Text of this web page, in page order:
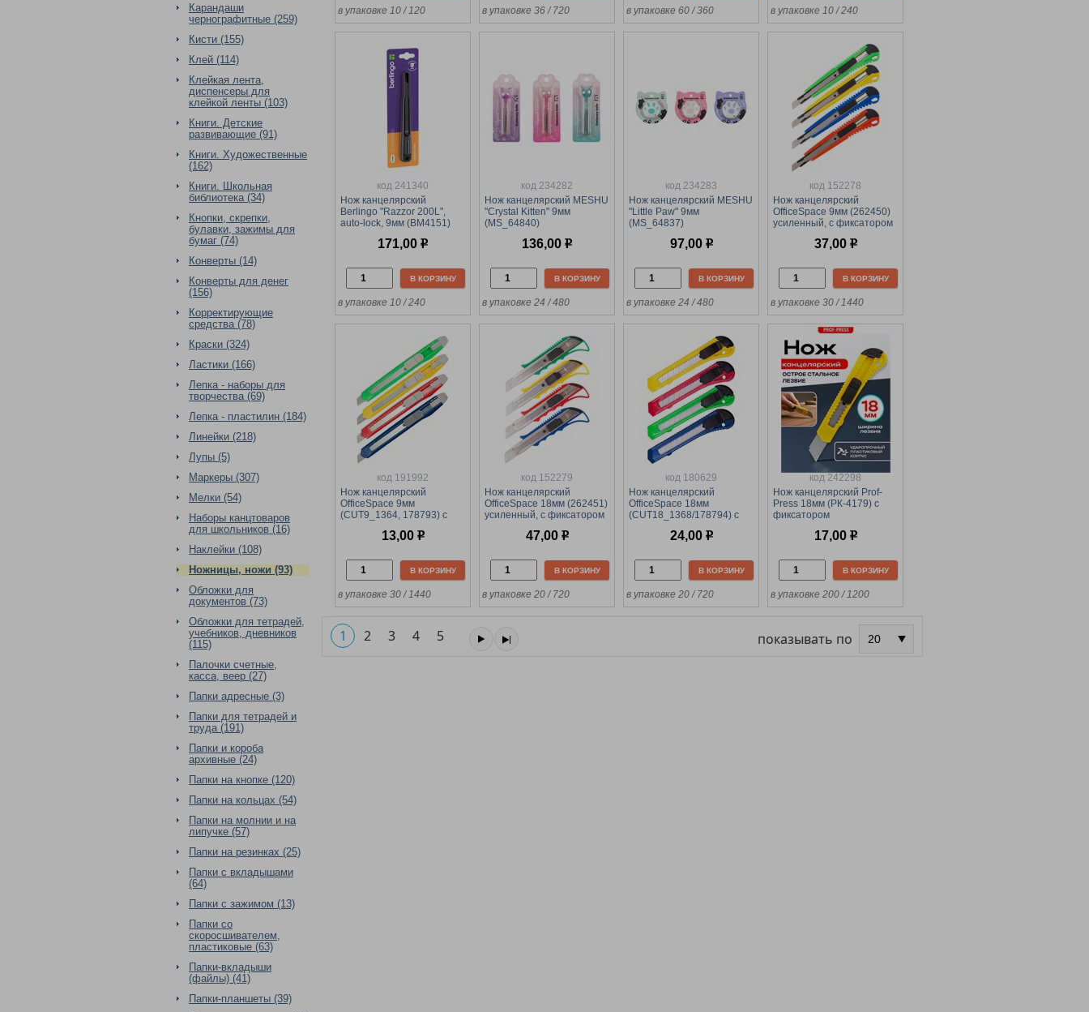
Карандаши
чернографитные (259)
Кисти (155)
Клей (114)
Клейкая лента,
диспенсеры для
клейкой ленты (103)
Книги. Детские
развивающие (91)
Книги. Художественные
(162)
Книги. Школьная
библиотека (34)
Кнопки, скрепки,
булавки, зажимы для
бумаг (74)
Конверты (14)
Конверты для денег
(156)
Корректирующие
средства (78)
Краски (324)
Ластики (166)
Лепка - наборы для
творчества (69)
Лепка - пластилин (184)
Линейки (218)
Лупы (5)
Маркеры (307)
Мелки (54)
Наборы канцтоваров
для школьников (16)
Наклейки (108)
Ножницы, ножи (93)
Обложки для
документов (73)
Обложки для тетрадей,
учебников, дневников
(115)
Палочки счетные,
касса, веер (27)
Папки адресные (3)
Папки для тетрадей и
труда (191)
Папки и короба
архивные (24)
Папки на кнопке (120)
Папки на кольцах (54)
Папки на молнии и на
липучке (57)
Папки на резинках (25)
Папки с вкладышами
(64)
Папки с зажимом (13)
Папки со
скоросшивателем,
пластиковые (63)
Папки-вкладыши
(файлы) (41)
Папки-планшеты (39)
в упаковке 10 / 120 в упаковке 36 / 720 в упаковке 60 / 360 в упаковке 10 / 240
код 241340
Нож канцелярский
Berlingo "Razzor 200L",
auto-lock, 9мм (BM4151)
направл., черный корпус
171,00 р
В КОРЗИНУ
в упаковке 10 / 240
код 234282
Нож канцелярский MESHU
"Crystal Kitten" 9мм
(MS_64840)
136,00 р
В КОРЗИНУ
в упаковке 24 / 480
код 234283
Нож канцелярский MESHU
"Little Paw" 9мм
(MS_64837)
97,00 р
В КОРЗИНУ
в упаковке 24 / 480
код 152278
Нож канцелярский
OfficeSpace 9мм (262450)
усиленный, с фиксатором
37,00 р
В КОРЗИНУ
в упаковке 30 / 1440
код 191992
Нож канцелярский
OfficeSpace 9мм
(CUT9_1364, 178793) с
направляющие
13,00 р
В КОРЗИНУ
в упаковке 30 / 1440
код 152279
Нож канцелярский
OfficeSpace 18мм (262451)
усиленный, с фиксатором
47,00 р
В КОРЗИНУ
в упаковке 20 / 720
код 180629
Нож канцелярский
OfficeSpace 18мм
(CUT18_1368/178794) с
24,00 р
В КОРЗИНУ
в упаковке 20 / 720
код 242298
Нож канцелярский Prof-
Press 18мм (РК-4179) с
фиксатором
17,00 р
В КОРЗИНУ
в упаковке 200 / 1200
1 2 3 4 5 показывать по